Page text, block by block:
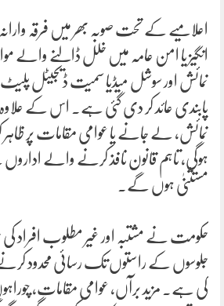
اعلامیے کے تحت صوبہ بھر میں فرقہ
انگیز یا امن عامہ میں خلل ڈالنے والے
نمائش اور سوشل میڈیا سمیت ڈیجیٹل پلیٹ
پابندی عائد کر دی گئی ہے۔ اس کے علاوہ
نمائش، لے جانے یا عوامی مقامات پر ظاہر
ہوگی، تاہم قانون نافذ کرنے والے
مستثنیٰ ہوں گے۔
حکومت نے مشتبہ اور غیر مطلوب افراد
جلوسوں کے راستوں تک رسائی محدود
کی ہے۔ مزید برآں، عوامی مقامات،